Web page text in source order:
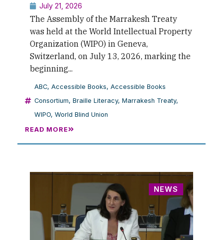
July 21, 2026
The Assembly of the Marrakesh Treaty
was held at the World Intellectual Property
Organization (WIPO) in Geneva,
Switzerland, on July 13, 2026, marking the
beginning...
ABC, Accessible Books, Accessible Books
Consortium, Braille Literacy, Marrakesh Treaty,
WIPO, World Blind Union
READ MORE
NEWS